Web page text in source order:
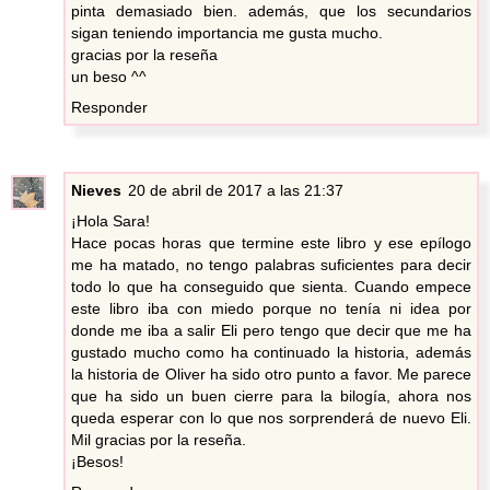
pinta demasiado bien. además, que los secundarios
sigan teniendo importancia me gusta mucho.
gracias por la reseña
un beso ^^
Responder
Nieves 20 de abril de 2017 a las 21:37
¡Hola Sara!
Hace pocas horas que termine este libro y ese epílogo
me ha matado, no tengo palabras suficientes para decir
todo lo que ha conseguido que sienta. Cuando empece
este libro iba con miedo porque no tenía ni idea por
donde me iba a salir Eli pero tengo que decir que me ha
gustado mucho como ha continuado la historia, además
la historia de Oliver ha sido otro punto a favor. Me parece
que ha sido un buen cierre para la bilogía, ahora nos
queda esperar con lo que nos sorprenderá de nuevo Eli.
Mil gracias por la reseña.
¡Besos!